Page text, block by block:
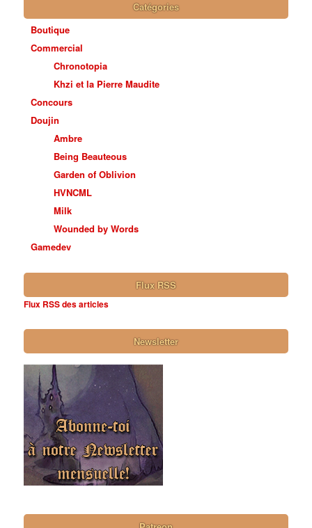
Catégories
Boutique
Commercial
Chronotopia
Khzi et la Pierre Maudite
Concours
Doujin
Ambre
Being Beauteous
Garden of Oblivion
HVNCML
Milk
Wounded by Words
Gamedev
Flux RSS
Flux RSS des articles
Newsletter